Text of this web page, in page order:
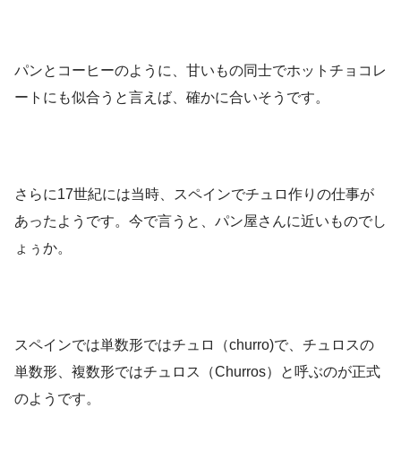
パンとコーヒーのように、甘いもの同士でホットチョコレ
ートにも似合うと言えば、確かに合いそうです。
さらに17世紀には当時、スペインでチュロ作りの仕事が
あったようです。今で言うと、パン屋さんに近いものでし
ょぅか。
スペインでは単数形ではチュロ（churro)で、チュロスの
単数形、複数形ではチュロス（Churros）と呼ぶのが正式
のようです。